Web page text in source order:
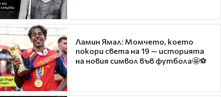
Ламин Ямал: Момчето, което
покори света на 19 — историята
на новия символ във футбола🤩⚽